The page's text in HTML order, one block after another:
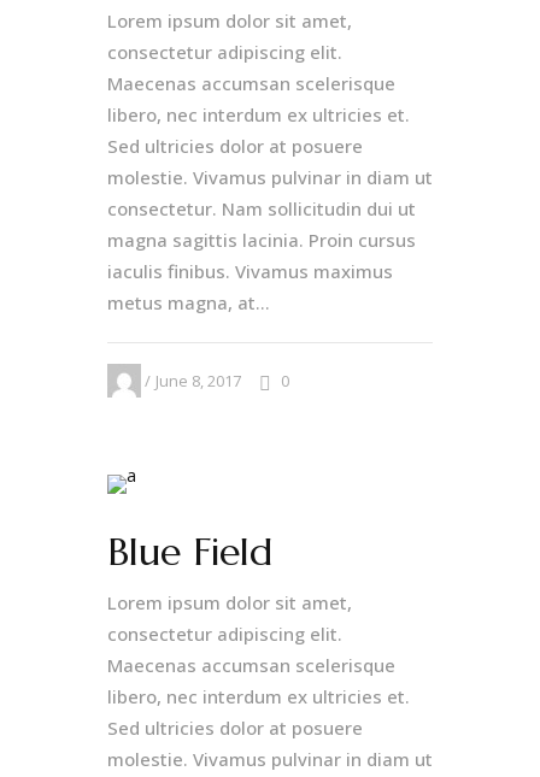
Lorem ipsum dolor sit amet,
consectetur adipiscing elit.
Maecenas accumsan scelerisque
libero, nec interdum ex ultricies et.
Sed ultricies dolor at posuere
molestie. Vivamus pulvinar in diam ut
consectetur. Nam sollicitudin dui ut
magna sagittis lacinia. Proin cursus
iaculis finibus. Vivamus maximus
metus magna, at...
June 8, 2017 0
Blue Field
Lorem ipsum dolor sit amet,
consectetur adipiscing elit.
Maecenas accumsan scelerisque
libero, nec interdum ex ultricies et.
Sed ultricies dolor at posuere
molestie. Vivamus pulvinar in diam ut